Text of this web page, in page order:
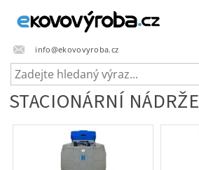
info@ekovovyroba.cz
STACIONÁRNÍ NÁDRŽE